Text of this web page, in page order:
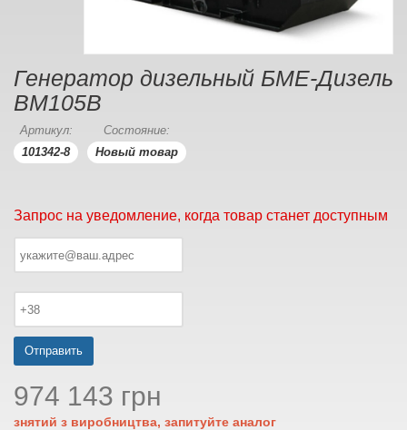
Генератор дизельный БМЕ-Дизель
BM105B
Артикул:
101342-8
Состояние:
Новый товар
Запрос на уведомление, когда товар станет доступным
Отправить
974 143 грн
знятий з виробництва, запитуйте аналог